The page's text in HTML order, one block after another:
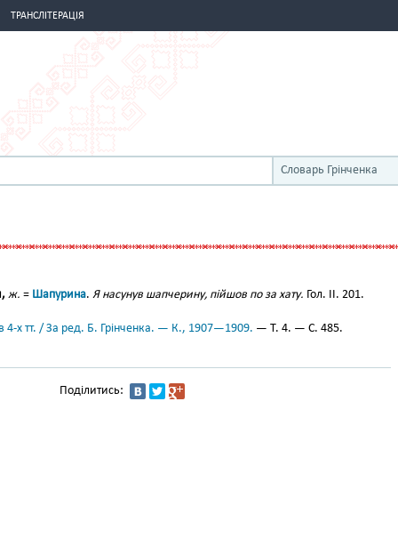
ТРАНСЛІТЕРАЦІЯ
Словарь Грінченка
ж. = Шапурина. Я насунув шапчерину, пійшов по за хату. Гол. II. 201.
4-х тт. / За ред. Б. Грінченка. — К., 1907—1909. — Т. 4. — С. 485.
Поділитись: